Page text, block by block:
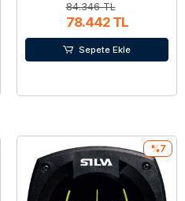
84.346 TL
78.442 TL
Sepete Ekle
%7